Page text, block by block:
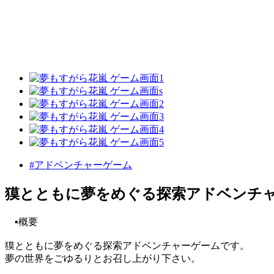
#アドベンチャーゲーム
獏とともに夢をめぐる探索アドベンチ
▪️概要
獏とともに夢をめぐる探索アドベンチャーゲームです。
夢の世界をごゆるりとお召し上がり下さい。